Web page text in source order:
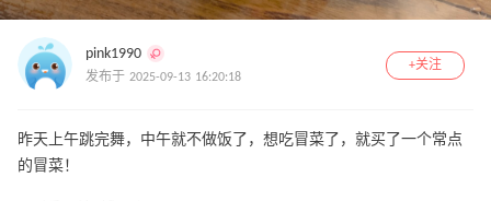
pink1990
发布于 2025-09-13 16:20:18
+关注
昨天上午跳完舞，中午就不做饭了，想吃冒菜了，就买了一个常点
的冒菜！